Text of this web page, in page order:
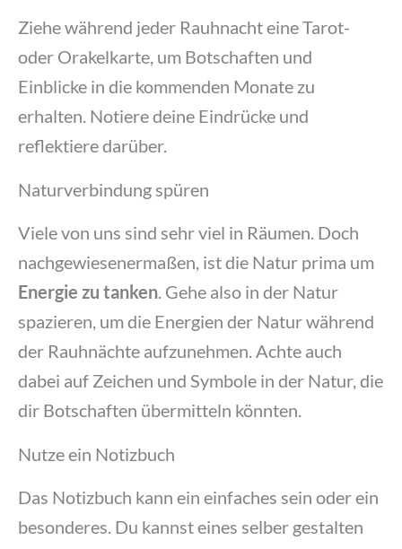
Ziehe während jeder Rauhnacht eine Tarot-
oder Orakelkarte, um Botschaften und
Einblicke in die kommenden Monate zu
erhalten. Notiere deine Eindrücke und
reflektiere darüber.
Naturverbindung spüren
Viele von uns sind sehr viel in Räumen. Doch
nachgewiesenermaßen, ist die Natur prima um
Energie zu tanken. Gehe also in der Natur
spazieren, um die Energien der Natur während
der Rauhnächte aufzunehmen. Achte auch
dabei auf Zeichen und Symbole in der Natur, die
dir Botschaften übermitteln könnten.
Nutze ein Notizbuch
Das Notizbuch kann ein einfaches sein oder ein
besonderes. Du kannst eines selber gestalten